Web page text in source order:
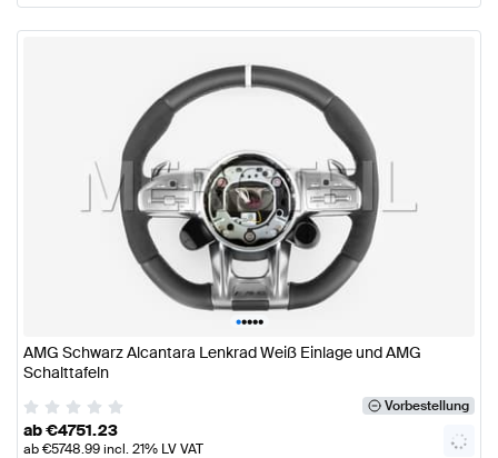
•••••
AMG Schwarz Alcantara Lenkrad Weiß Einlage und AMG
Schalttafeln
Vorbestellung
ab€4751.23
ab€5748.99incl. 21% LV VAT